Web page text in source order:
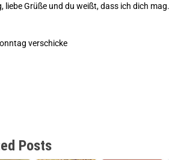
liebe Grüße und du weißt, dass ich dich mag.
verschicke
Posts